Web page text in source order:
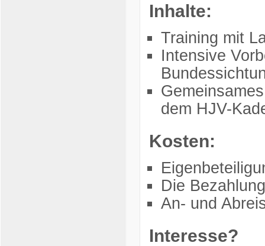
Inhalte:
Training mit
Intensive
dem HJV-
Kosten:
Die
An- und
Interesse?